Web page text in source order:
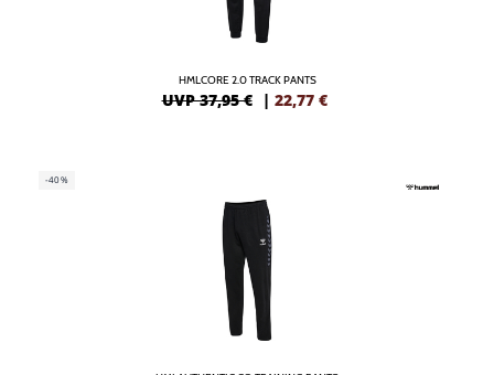
HMLCORE 2.0 TRACK PANTS
UVP 37,95 € | 22,77 €
-40%